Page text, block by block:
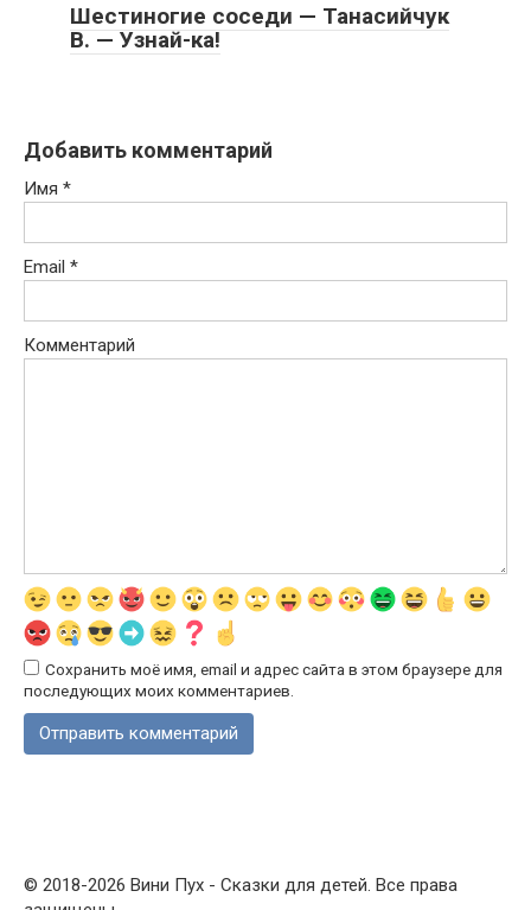
Шестиногие соседи — Танасийчук
В. — Узнай-ка!
Добавить комментарий
Имя *
Email *
Комментарий
Сохранить моё имя, email и адрес сайта в этом браузере для
последующих моих комментариев.
© 2018-2026 Вини Пух - Сказки для детей. Все права